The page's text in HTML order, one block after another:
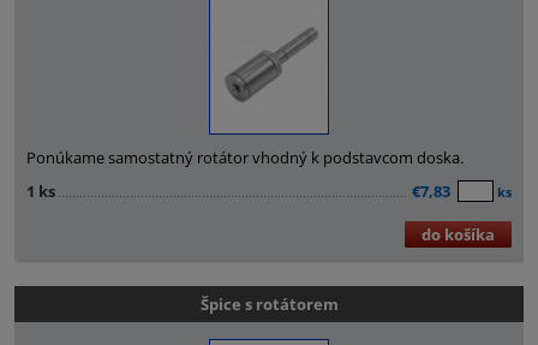
Ponúkame samostatný rotátor vhodný k podstavcom doska.
1 ks
€7,83 ks
do košíka
Špice s rotátorem